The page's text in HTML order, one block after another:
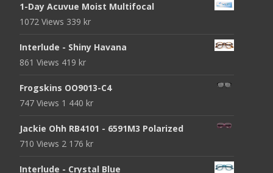
1-Day Acuvue Moist Multifocal
1072 Views 339 kr
Interlude - Shiny Havana
861 Views 419 kr
Frogskins OO9013-C4
747 Views 1 440 kr
Jackie Ohh RB4101 - 6591M3 Polarized
710 Views 2 176 kr
Interlude - Crystal Blue